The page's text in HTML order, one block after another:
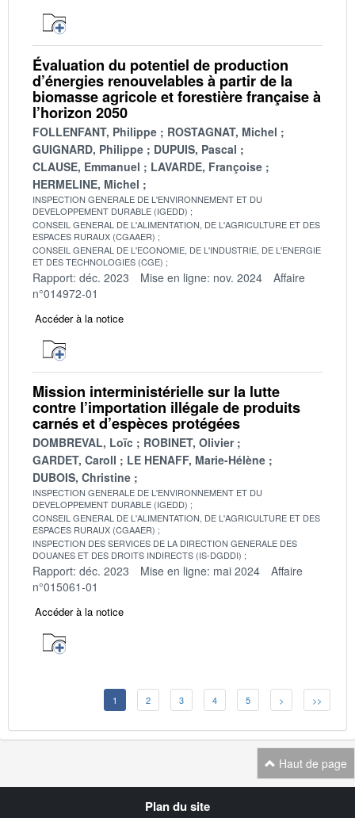
Évaluation du potentiel de production
d’énergies renouvelables à partir de la
biomasse agricole et forestière française à
l’horizon 2050
FOLLENFANT, Philippe
ROSTAGNAT, Michel
GUIGNARD, Philippe
DUPUIS, Pascal
CLAUSE, Emmanuel
LAVARDE, Françoise
HERMELINE, Michel
INSPECTION GENERALE DE L'ENVIRONNEMENT ET DU
DEVELOPPEMENT DURABLE (IGEDD)
CONSEIL GENERAL DE L'ALIMENTATION, DE L'AGRICULTURE ET DES
ESPACES RURAUX (CGAAER)
CONSEIL GENERAL DE L'ECONOMIE, DE L'INDUSTRIE, DE L'ENERGIE
ET DES TECHNOLOGIES (CGE)
Rapport: déc. 2023 Mise en ligne: nov. 2024
Affaire
n°014972-01
Accéder à la notice
Mission interministérielle sur la lutte
contre l’importation illégale de produits
carnés et d’espèces protégées
DOMBREVAL, Loïc
ROBINET, Olivier
GARDET, Caroll
LE HENAFF, Marie-Hélène
DUBOIS, Christine
INSPECTION GENERALE DE L'ENVIRONNEMENT ET DU
DEVELOPPEMENT DURABLE (IGEDD)
CONSEIL GENERAL DE L'ALIMENTATION, DE L'AGRICULTURE ET DES
ESPACES RURAUX (CGAAER)
INSPECTION DES SERVICES DE LA DIRECTION GENERALE DES
DOUANES ET DES DROITS INDIRECTS (IS-DGDDI)
Rapport: déc. 2023 Mise en ligne: mai 2024
Affaire
n°015061-01
Accéder à la notice
1 2 3 4 5 > >>
Haut de page
Plan du site